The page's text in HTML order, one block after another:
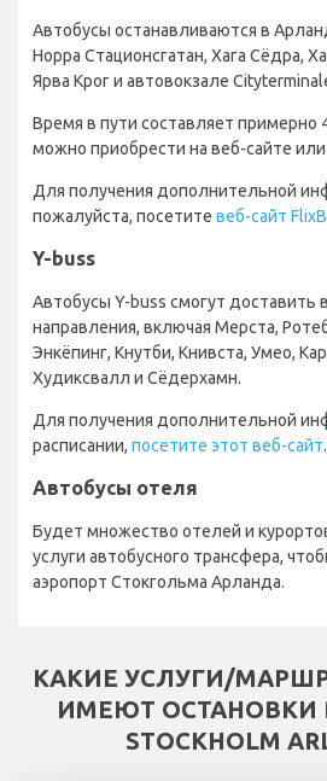
Автобусы останавливаются в
Норра Стационсгатан, Хага Сёдра,
Ярва Крог и автовокзале
Время в пути составляет примерно
можно приобрести на веб-сайте или
Для получения дополнительной
пожалуйста, посетите веб-сайт
Y-buss
Автобусы Y-buss смогут доставить
направления, включая Мерста,
Энкёпинг, Кнутби, Книвста, Умео,
Худиксвалл и Сёдерхамн.
Для получения дополнительной
расписании, посетите этот веб-сайт.
Автобусы отеля
Будет множество отелей и
услуги автобусного трансфера,
аэропорт Стокгольма Арланда.
КАКИЕ УСЛУГИ/
ИМЕЮТ ОСТАНОВКИ
STOCKHOLM